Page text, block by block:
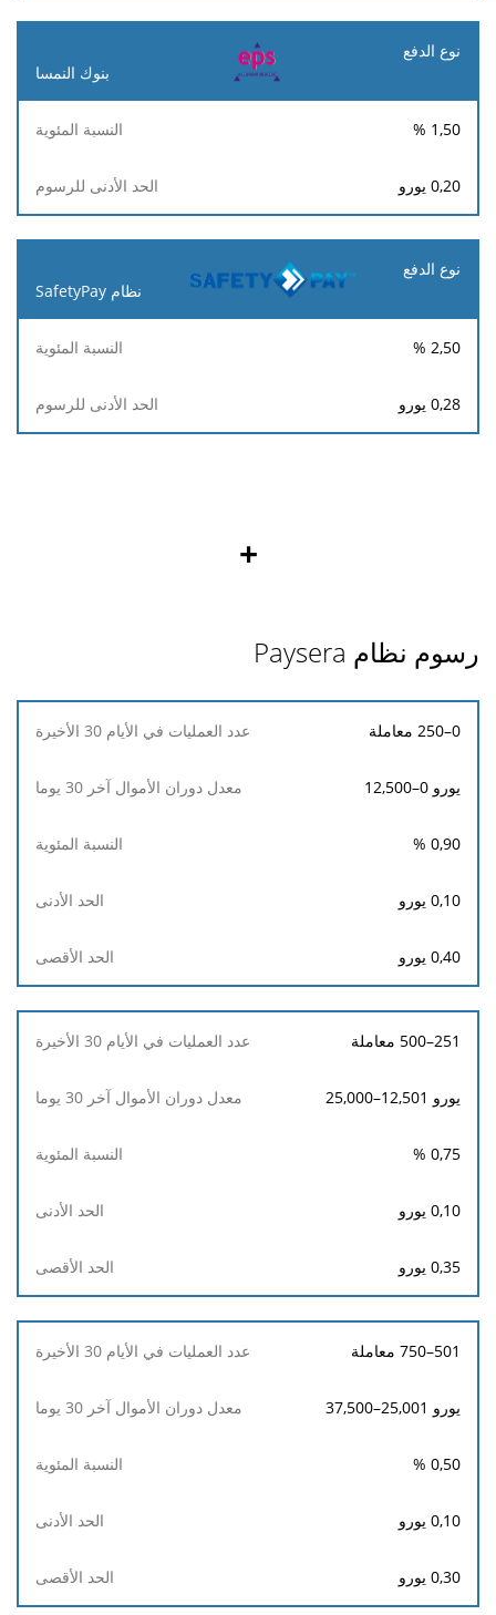
بنوك النمسا
1,50
%
0,20 يورو
نظام SafetyPay
2,50
%
0,28 يورو
+
رسوم نظام Paysera
عدد
الأيام
الأخيرة
معدل
آخر
30
يوما
الأدنى
الحد
0–250 معاملة
يورو 0–12,500
0,90
%
0,10 يورو
0,40 يورو
251–500 معاملة
يورو 12,501–25,000
0,75
%
0,10 يورو
0,35 يورو
501–750 معاملة
يورو 25,001–37,500
0,50
%
0,10 يورو
0,30 يورو